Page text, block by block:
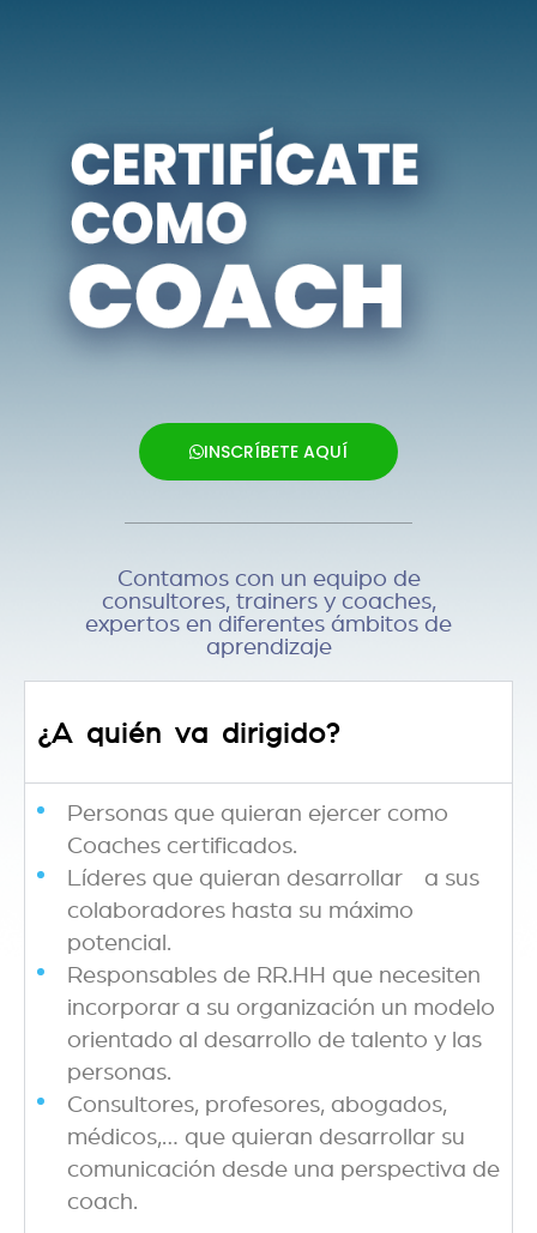
INSCRÍBETE AQUÍ
Contamos con un equipo de
consultores, trainers y coaches,
expertos en diferentes ámbitos de
aprendizaje
¿A quién va dirigido?
Personas que quieran ejercer como
Coaches certificados.
Líderes que quieran desarrollar a sus
colaboradores hasta su máximo
potencial.
Responsables de RR.HH que necesiten
incorporar a su organización un modelo
orientado al desarrollo de talento y las
personas.
Consultores, profesores, abogados,
médicos,… que quieran desarrollar su
comunicación desde una perspectiva de
coach.